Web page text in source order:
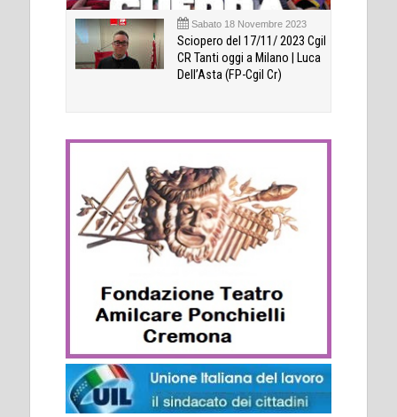
Sabato 18 Novembre 2023
Sciopero del 17/11/ 2023 Cgil
CR Tanti oggi a Milano | Luca
Dell’Asta (FP-Cgil Cr)